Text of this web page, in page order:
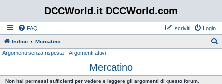
DCCWorld.it DCCWorld.com
FAQ Login
Iscriviti
Indice Mercatino
c
Argomenti senza risposta Argomenti attivi
Mercatino
Non hai permessi sufficienti per vedere e leggere gli argomenti di questo forum.